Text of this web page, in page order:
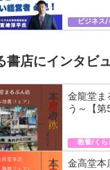
ビジネス/
書店にインタビ
金龍堂ま
う～【第
教養/くら
金高堂本